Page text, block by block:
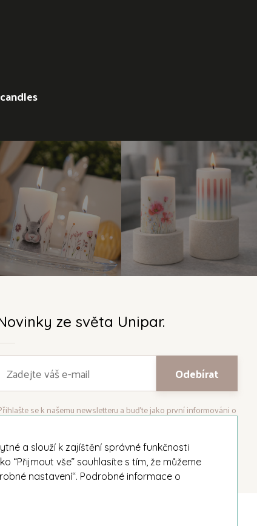
ze světa Unipar.
se k našemu newsletteru a buďte jako první informováni o
a slouží k zajíštění správné funkčnosti
“Přijmout vše” souhlasíte s tím, že můžeme
nastavení“. Podrobné informace o